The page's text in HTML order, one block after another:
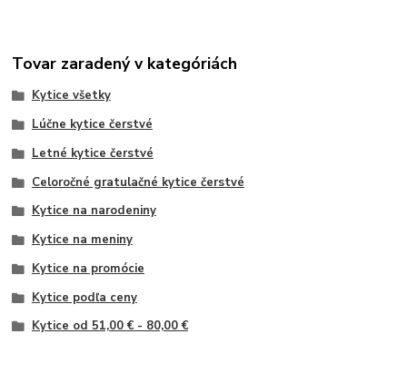
Tovar zaradený v kategóriách
Kytice všetky
Lúčne kytice čerstvé
Letné kytice čerstvé
Celoročné gratulačné kytice čerstvé
Kytice na narodeniny
Kytice na meniny
Kytice na promócie
Kytice podľa ceny
Kytice od 51,00 € - 80,00 €